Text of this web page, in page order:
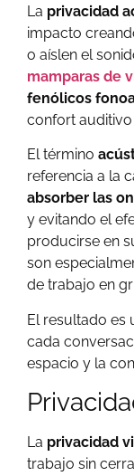
La privacidad
impacto
o aíslen el
mamparas de
fenólicos
confort auditivo
El término
referencia a la
absorber las
y evitando el
producirse en
son
de trabajo en
El resultado es
cada
espacio y la
La privacidad
trabajo sin